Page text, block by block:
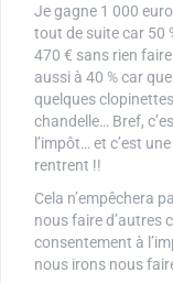
Je gagne 1 000
tout de suite car 50
470 € sans rien
aussi à 40 % car
quelques
chandelle… Bref,
l’impôt… et c’est
rentrent !!
Cela n’empêchera
nous faire d’autres
consentement à
nous irons nous